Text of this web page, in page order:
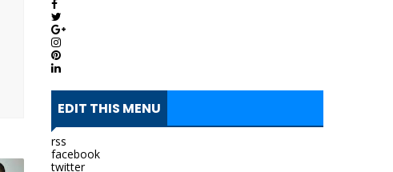
EDIT THIS MENU
rss
facebook
twitter